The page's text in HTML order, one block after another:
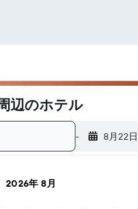
辺のホテル
- 8月22
Arts​周辺にあるホテル探しをお手
2026年 8月